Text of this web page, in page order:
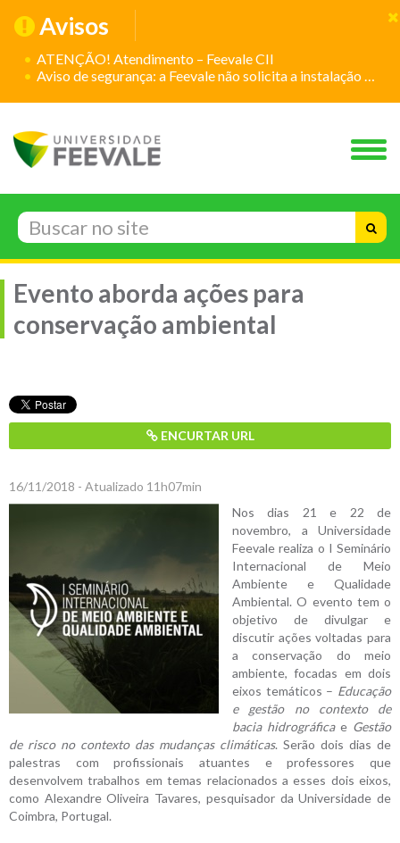
Avisos
ATENÇÃO! Atendimento – Feevale CII
Aviso de segurança: a Feevale não solicita a instalação de aplicativos
Evento aborda ações para
conservação ambiental
ENCURTAR URL
16/11/2018 - Atualizado 11h07min
Nos dias 21 e 22 de
novembro, a Universidade
Feevale realiza o I Seminário
Internacional de Meio
Ambiente e Qualidade
Ambiental. O evento tem o
objetivo de divulgar e
discutir ações voltadas para
a conservação do meio
ambiente, focadas em dois
eixos temáticos – Educação
e gestão no contexto de
bacia hidrográficae Gestão
de risco no contexto das mudanças climáticas. Serão dois dias de
palestras com profissionais atuantes e professores que
desenvolvem trabalhos em temas relacionados a esses dois eixos,
como Alexandre Oliveira Tavares, pesquisador da Universidade de
Coimbra, Portugal.